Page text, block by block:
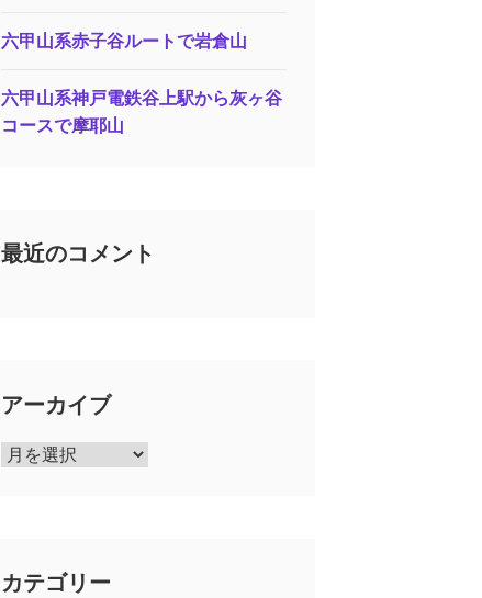
六甲山系赤子谷ルートで岩倉山
六甲山系神戸電鉄谷上駅から灰ヶ谷
コースで摩耶山
最近のコメント
アーカイブ
ア
カテゴリー